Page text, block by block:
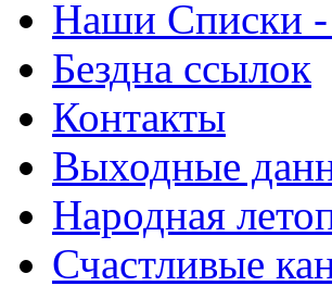
Наши Списки
Бездна ссылок
Контакты
Выходные
Народная
Счастливые